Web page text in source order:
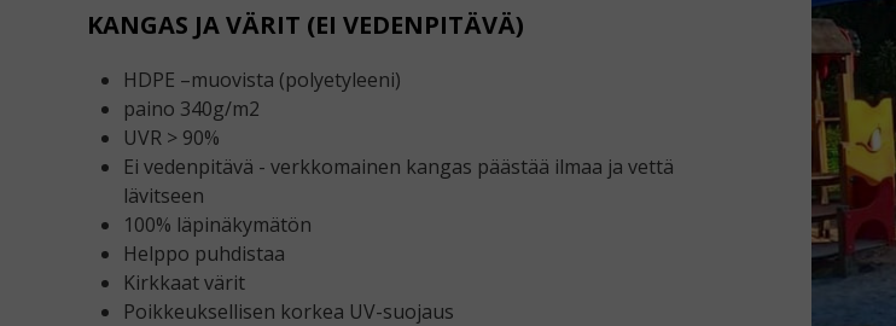
KANGAS JA VÄRIT (EI VEDENPITÄVÄ)
HDPE –muovista (polyetyleeni)
paino 340g/m2
UVR > 90%
Ei vedenpitävä - verkkomainen kangas päästää ilmaa ja vettä
lävitseen
100% läpinäkymätön
Helppo puhdistaa
Kirkkaat värit
Poikkeuksellisen korkea UV-suojaus